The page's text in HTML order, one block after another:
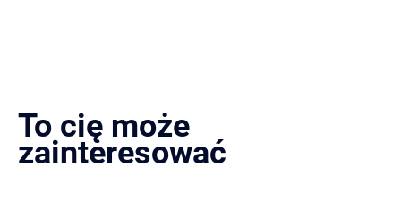
To cię może
zainteresować